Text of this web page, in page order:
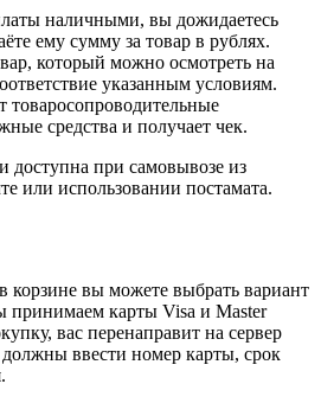
наличными, вы дожидаетесь
ему сумму за товар в рублях.
который можно осмотреть на
указанным условиям.
товаросопроводительные
средства и получает чек.
доступна при самовывозе из
или использовании постамата.
корзине вы можете выбрать вариант
принимаем карты Visa и Master
вас перенаправит на сервер
ввести номер карты, срок